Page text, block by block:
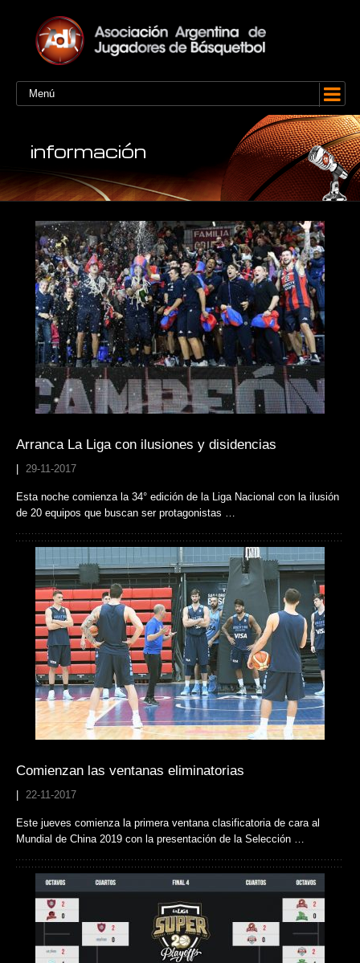
Menú
información
Arranca La Liga con ilusiones y disidencias
29-11-2017
Esta noche comienza la 34° edición de la Liga Nacional con la ilusión
de 20 equipos que buscan ser protagonistas …
Comienzan las ventanas eliminatorias
22-11-2017
Este jueves comienza la primera ventana clasificatoria de cara al
Mundial de China 2019 con la presentación de la Selección …